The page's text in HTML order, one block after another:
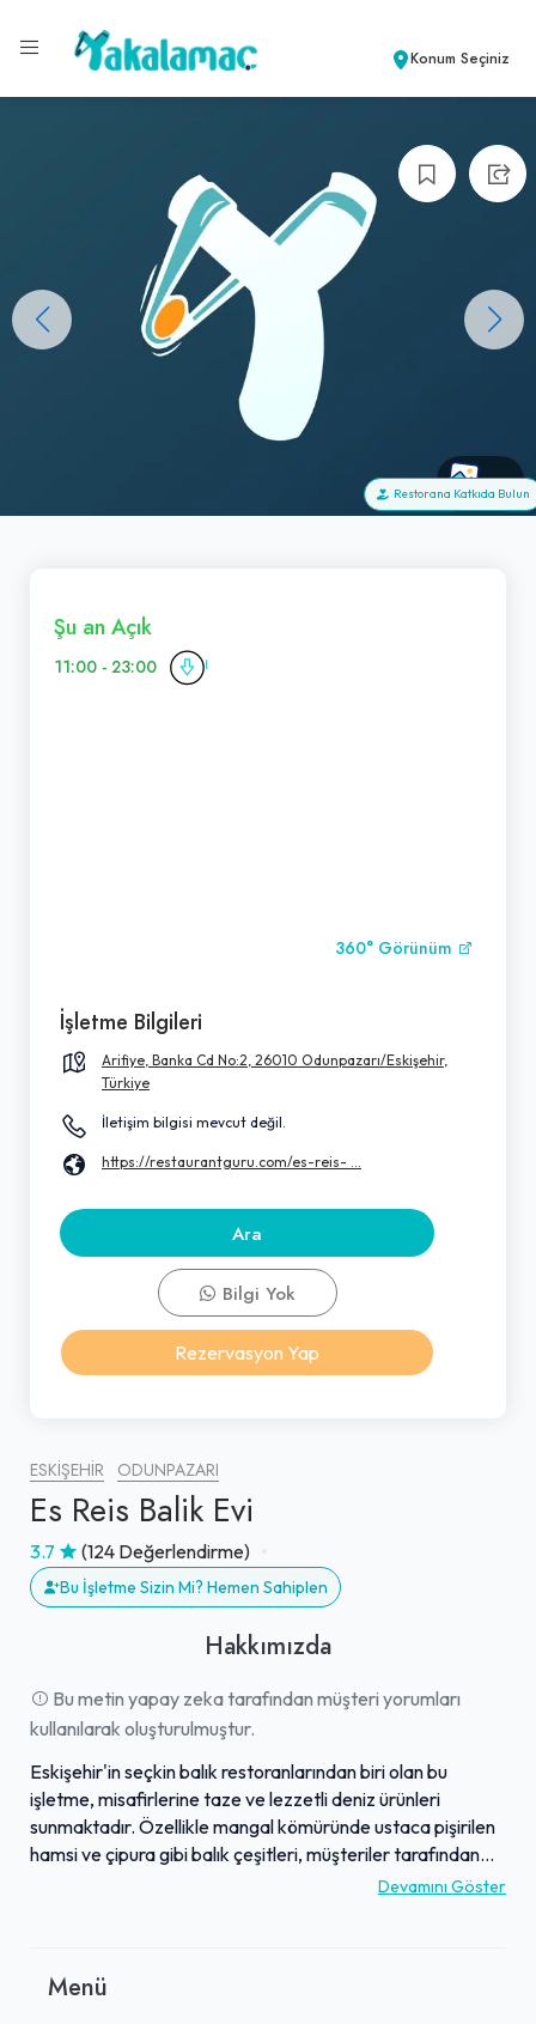
Konum Seçiniz
+0
Restorana Katkıda Bulun
ESKIŞEHIR ODUNPAZARI
Es Reis Balik Evi
3.7 (124 Değerlendirme)
Bu İşletme Sizin Mi? Hemen Sahiplen
Hakkımızda
Bu metin yapay zeka tarafından müşteri yorumları
kullanılarak oluşturulmuştur.
Eskişehir'in seçkin balık restoranlarından biri olan bu
işletme, misafirlerine taze ve lezzetli deniz ürünleri
sunmaktadır. Özellikle mangal kömüründe ustaca pişirilen
hamsi ve çipura gibi balık çeşitleri, müşteriler tarafından
büyük beğeni toplamaktadır. Güler yüzlü personeli ve hızlı
konusunda titizliğini korumaktadır. Eskişehir'de damak
Devamını Göster
Menü
Şu an Açık
11:00 - 23:00
360° Görünüm
İşletme Bilgileri
Arifiye, Banka Cd No:2, 26010 Odunpazarı/Eskişehir,
Türkiye
İletişim bilgisi mevcut değil.
https://restaurantguru.com/es-reis- ...
Ara
Bilgi Yok
Rezervasyon Yap